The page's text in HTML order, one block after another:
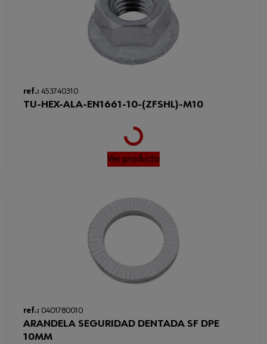
ref.: 453740310
TU-HEX-ALA-EN1661-10-(ZFSHL)-M10
Loading...
Ver producto
ref.: 0401780010
ARANDELA SEGURIDAD DENTADA SF DPE
10MM